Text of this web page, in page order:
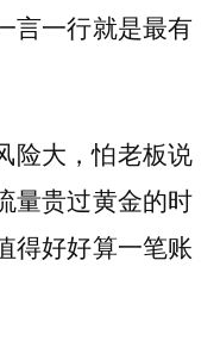
言一行就是最有
险大，怕老板说
量贵过黄金的时
得好好算一笔账